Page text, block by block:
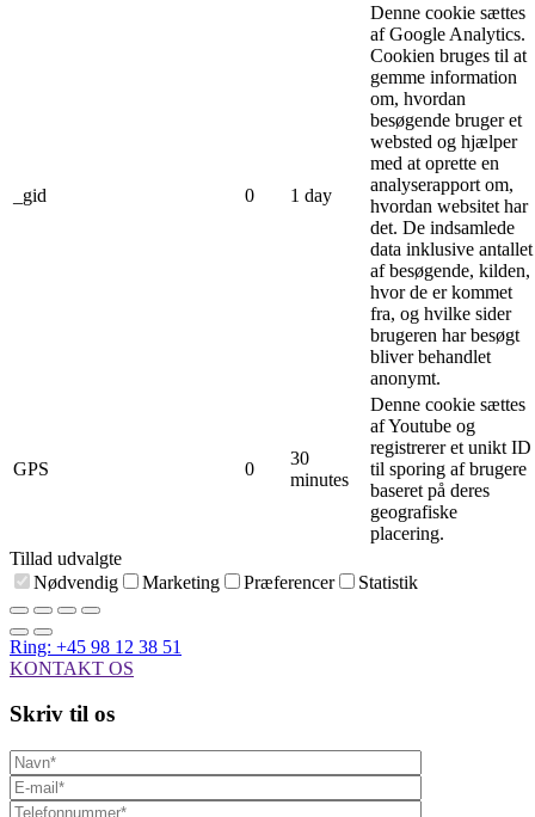
_gid 0 1 day
Denne cookie sættes
af Google Analytics.
Cookien bruges til at
gemme information
om, hvordan
besøgende bruger et
websted og hjælper
med at oprette en
analyserapport om,
hvordan websitet har
det. De indsamlede
data inklusive antallet
af besøgende, kilden,
hvor de er kommet
fra, og hvilke sider
brugeren har besøgt
bliver behandlet
anonymt.
GPS 0
30
minutes
Denne cookie sættes
af Youtube og
registrerer et unikt ID
til sporing af brugere
baseret på deres
geografiske
placering.
Tillad udvalgte
Nødvendig
Marketing Præferencer Statistik
Ring: +45 98 12 38 51
KONTAKT OS
Skriv til os